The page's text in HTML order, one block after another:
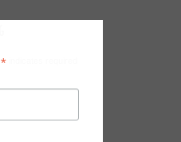
*indicates required